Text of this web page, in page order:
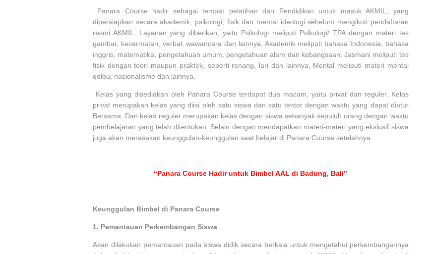
Panara Course hadir sebagai tempat pelatihan dan Pendidikan untuk masuk AKMIL, yang
dipersiapkan secara akademik, psikologi, fisik dan mental ideologi sebelum mengikuti pendaftaran
resmi AKMIL. Layanan yang diberikan, yaitu Psikologi meliputi Psikologi/ TPA dengan materi tes
gambar, kecermatan, verbal, wawancara dan lainnya, Akademik meliputi bahasa Indonesia, bahasa
inggris, matematika, pengetahuan umum, pengetahuan alam dan kebangsaan, Jasmani meliputi tes
fisik dengan teori maupun praktek, seperti renang, lari dan lainnya, Mental meliputi materi mental
qolbu, nasionalisme dan lainnya.
Kelas yang disediakan oleh Panara Course terdapat dua macam, yaitu privat dan reguler. Kelas
privat merupakan kelas yang diisi oleh satu siswa dan satu tentor dengan waktu yang dapat diatur
Bersama. Dan kelas reguler merupakan kelas dengan siswa sebanyak sepuluh orang dengan waktu
pembelajaran yang telah ditentukan. Selain dengan mendapatkan materi-materi yang ekslusif siswa
juga akan merasakan keunggulan-keunggulan saat belajar di Panara Course setelahnya.
“Panara Course Hadir untuk Bimbel AAL di Badung, Bali”
Keunggulan Bimbel di Panara Course
1. Pemantauan Perkembangan Siswa
Akan dilakukan pemantauan pada siswa didik secara berkala untuk mengetahui perkembangannya